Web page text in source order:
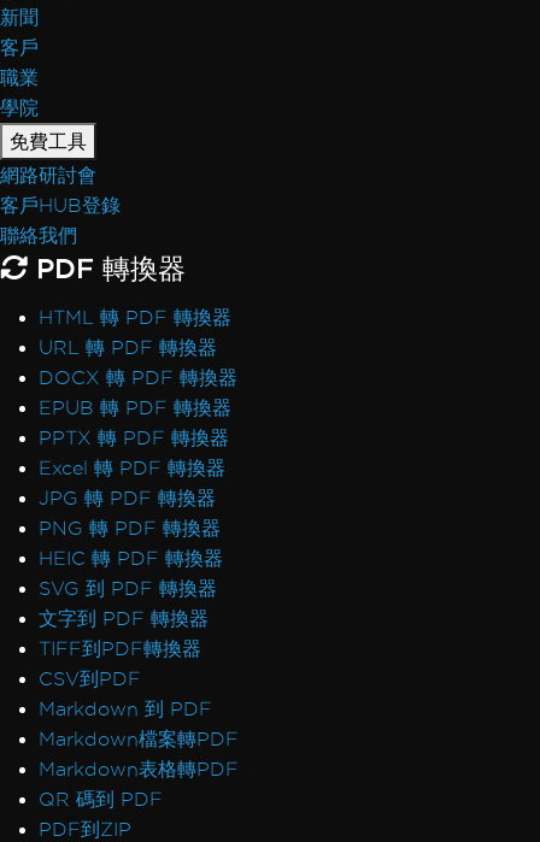
新聞
客戶
職業
學院
免費工具
網路研討會
客戶HUB登錄
聯絡我們
PDF 轉換器
HTML 轉 PDF 轉換器
URL 轉 PDF 轉換器
DOCX 轉 PDF 轉換器
EPUB 轉 PDF 轉換器
PPTX 轉 PDF 轉換器
Excel 轉 PDF 轉換器
JPG 轉 PDF 轉換器
PNG 轉 PDF 轉換器
HEIC 轉 PDF 轉換器
SVG 到 PDF 轉換器
文字到 PDF 轉換器
TIFF到PDF轉換器
CSV到PDF
Markdown 到 PDF
Markdown檔案轉PDF
Markdown表格轉PDF
QR 碼到 PDF
PDF到ZIP